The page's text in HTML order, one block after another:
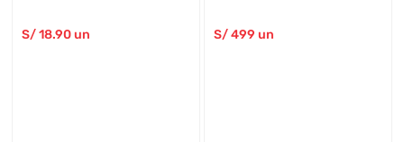
S/18.90 un S/499 un